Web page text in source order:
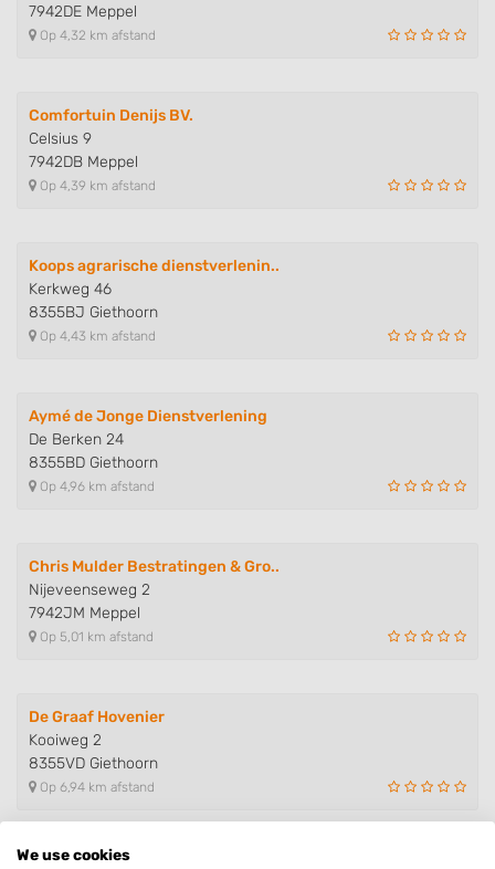
7942DE Meppel
Op 4,32 km afstand
Comfortuin Denijs BV.
Celsius 9
7942DB Meppel
Op 4,39 km afstand
Koops agrarische dienstverlenin..
Kerkweg 46
8355BJ Giethoorn
Op 4,43 km afstand
Aymé de Jonge Dienstverlening
De Berken 24
8355BD Giethoorn
Op 4,96 km afstand
Chris Mulder Bestratingen & Gro..
Nijeveenseweg 2
7942JM Meppel
Op 5,01 km afstand
De Graaf Hovenier
Kooiweg 2
8355VD Giethoorn
Op 6,94 km afstand
We use cookies